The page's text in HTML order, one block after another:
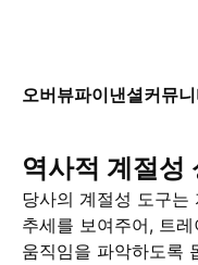
오버뷰파이낸셜커뮤
역사적 계절성
당사의 계절성 도구는
추세를 보여주어, 트
움직임을 파악하도록